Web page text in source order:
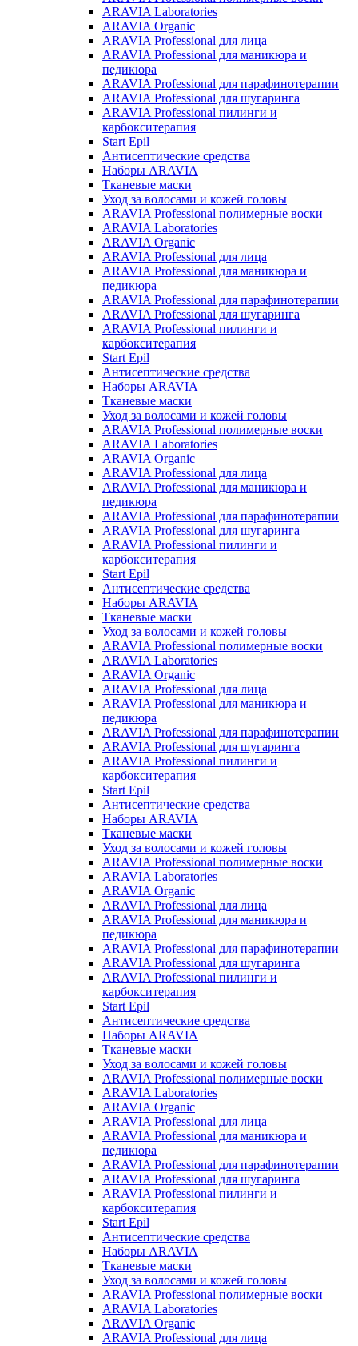
ARAVIA Laboratories
ARAVIA Organic
ARAVIA Professional для лица
ARAVIA Professional для маникюра и
педикюра
ARAVIA Professional для парафинотерапии
ARAVIA Professional для шугаринга
ARAVIA Professional пилинги и
карбокситерапия
Start Epil
Антисептические средства
Наборы ARAVIA
Тканевые маски
Уход за волосами и кожей головы
ARAVIA Professional полимерные воски
ARAVIA Laboratories
ARAVIA Organic
ARAVIA Professional для лица
ARAVIA Professional для маникюра и
педикюра
ARAVIA Professional для парафинотерапии
ARAVIA Professional для шугаринга
ARAVIA Professional пилинги и
карбокситерапия
Start Epil
Антисептические средства
Наборы ARAVIA
Тканевые маски
Уход за волосами и кожей головы
ARAVIA Professional полимерные воски
ARAVIA Laboratories
ARAVIA Organic
ARAVIA Professional для лица
ARAVIA Professional для маникюра и
педикюра
ARAVIA Professional для парафинотерапии
ARAVIA Professional для шугаринга
ARAVIA Professional пилинги и
карбокситерапия
Start Epil
Антисептические средства
Наборы ARAVIA
Тканевые маски
Уход за волосами и кожей головы
ARAVIA Professional полимерные воски
ARAVIA Laboratories
ARAVIA Organic
ARAVIA Professional для лица
ARAVIA Professional для маникюра и
педикюра
ARAVIA Professional для парафинотерапии
ARAVIA Professional для шугаринга
ARAVIA Professional пилинги и
карбокситерапия
Start Epil
Антисептические средства
Наборы ARAVIA
Тканевые маски
Уход за волосами и кожей головы
ARAVIA Professional полимерные воски
ARAVIA Laboratories
ARAVIA Organic
ARAVIA Professional для лица
ARAVIA Professional для маникюра и
педикюра
ARAVIA Professional для парафинотерапии
ARAVIA Professional для шугаринга
ARAVIA Professional пилинги и
карбокситерапия
Start Epil
Антисептические средства
Наборы ARAVIA
Тканевые маски
Уход за волосами и кожей головы
ARAVIA Professional полимерные воски
ARAVIA Laboratories
ARAVIA Organic
ARAVIA Professional для лица
ARAVIA Professional для маникюра и
педикюра
ARAVIA Professional для парафинотерапии
ARAVIA Professional для шугаринга
ARAVIA Professional пилинги и
карбокситерапия
Start Epil
Антисептические средства
Наборы ARAVIA
Тканевые маски
Уход за волосами и кожей головы
ARAVIA Professional полимерные воски
ARAVIA Laboratories
ARAVIA Organic
ARAVIA Professional для лица